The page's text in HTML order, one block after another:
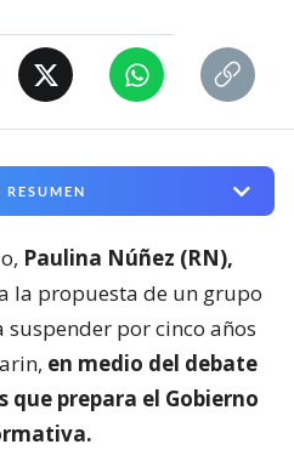
RESUMEN
Paulina Núñez (RN),
la propuesta de un grupo
por cinco años
en medio del debate
que prepara el Gobierno